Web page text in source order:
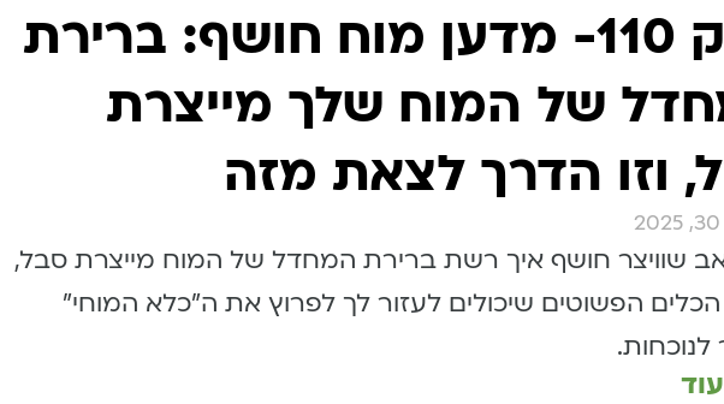
פרק 110- מדען מוח חושף: ברירת
של המוח שלך מייצרת
וזו הדרך לצאת מזה
שוויצר חושף איך רשת ברירת המחדל של המוח מייצרת סבל,
הפשוטים שיכולים לעזור לך לפרוץ את ה״כלא המוחי״
לנוכחות.